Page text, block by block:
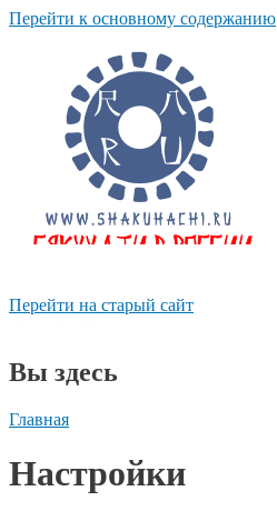
Перейти к основному содержанию
Перейти на старый сайт
Вы здесь
Главная
Настройки